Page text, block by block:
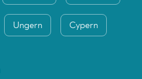
Ungern Cypern